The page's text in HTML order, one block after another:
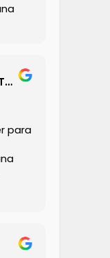
Patricia Rojas Tornini
para